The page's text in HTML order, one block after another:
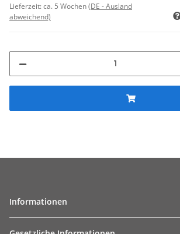
Lieferzeit:ca. 5 Wochen(DE - Ausland
abweichend)
Informationen